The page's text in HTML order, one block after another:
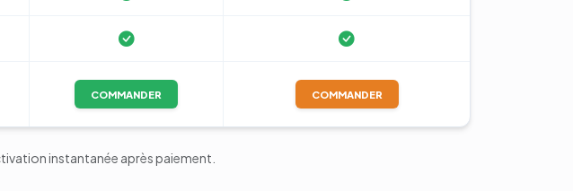
COMMANDER COMMANDER
instantanée après paiement.